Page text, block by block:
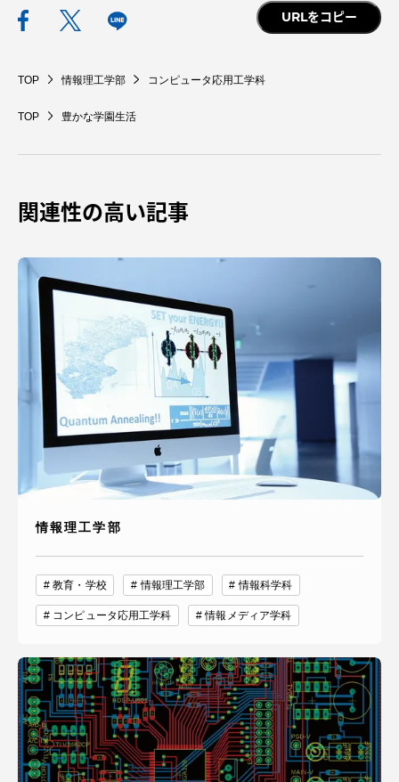
URLをコピー
TOP 情報理工学部 コンピュータ応用工学科
TOP 豊かな学園生活
関連性の高い記事
情報理工学部
教育・学校 情報理工学部 情報科学科
コンピュータ応用工学科 情報メディア学科